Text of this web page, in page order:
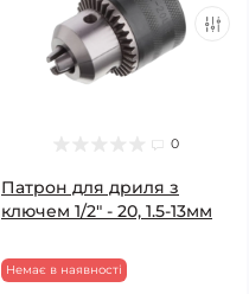
0
Патрон для дриля з
ключем 1/2" - 20, 1.5-13мм
Немає в наявності